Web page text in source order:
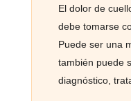
El dolor de
debe tomarse
Puede ser una
también puede
diagnóstico,